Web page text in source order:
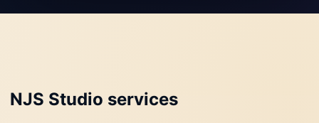
NJS Studio services